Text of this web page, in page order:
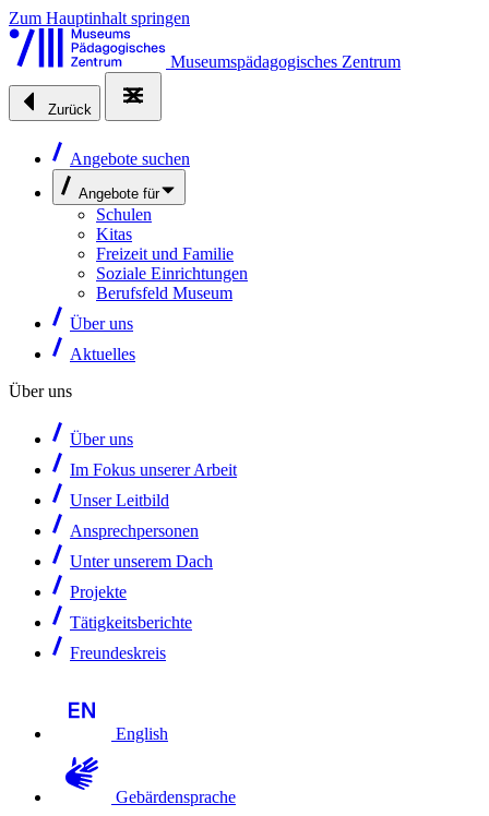
Zum Hauptinhalt springen
Museumspädagogisches Zentrum
Zurück
Angebote suchen
Angebote für
Schulen
Kitas
Freizeit und Familie
Soziale Einrichtungen
Berufsfeld Museum
Über uns
Aktuelles
Über uns
Über uns
Im Fokus unserer Arbeit
Unser Leitbild
Ansprechpersonen
Unter unserem Dach
Projekte
Tätigkeitsberichte
Freundeskreis
English
Gebärdensprache